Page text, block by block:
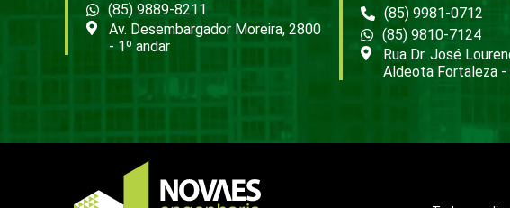
(85) 9889-8211
Av. Desembargador Moreira, 2800
- 1º andar
(85) 9981-0712
(85) 9810-7124
Rua Dr. José
Aldeota Fortaleza -